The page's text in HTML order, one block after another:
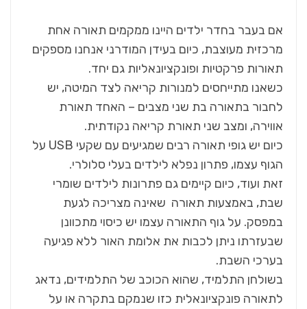
אם בעבר בחדר ילדים היינו ממקמים תאורה אחת
מרכזית מעוצבת, כיום בעידן המודרני אנחנו מספקים
תאורות פרקטיות ופונקציונאליות גם יחד.
כשאנו מתייחסים למנורות קריאה לצד המיטה, יש
לחבור בתאורה בת שני מצבים – האחד תאורת
אווירה, ומצב שני תאורת קריאה נקודתית.
כיום יש גופי תאורה רבים שמגיעים עם שקעי USB על
הגוף עצמו, פתרון נפלא לילדים בעלי סלולרי.
זאת ועוד, כיום קיימים גם פתרונות לילדים שומרי
שבת, באמצעות תאורה שאינה מצריכה לגעת
במפסק. על גוף התאורה עצמו יש כיסוי מתכוונן
שבעזרתו ניתן לכבות את אלומת האור ללא פגיעה
בערכי השבת.
בשולחן התלמיד, שהוא הכוכב של התלמידים, נדאג
לתאורה פונקציונאלית כזו שנמקם בתקרה או על